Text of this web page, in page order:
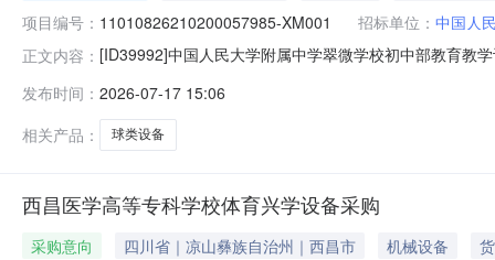
项目编号： 11010826210200057985-XM001 招标单位： 中国人
正文内容： [ID39992]中国人民大学附属中学翠微学校初中部教育教
台获取招标文件，并于2026-08-1009:00（北京时间）
发布时间： 2026-07-17 15:06
相关产品：
球类设备
西昌医学高等专科学校体育兴学设备采购
采购意向 四川省｜凉山彝族自治州｜西昌市 机械设备